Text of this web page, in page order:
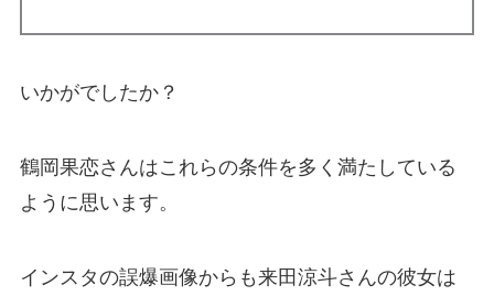
いかがでしたか？
鶴岡果恋さんはこれらの条件を多く満たしている
ように思います。
インスタの誤爆画像からも来田涼斗さんの彼女は